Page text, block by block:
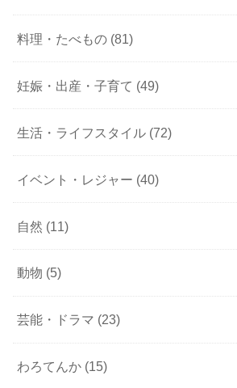
料理・たべもの (81)
妊娠・出産・子育て (49)
生活・ライフスタイル (72)
イベント・レジャー (40)
自然 (11)
動物 (5)
芸能・ドラマ (23)
わろてんか (15)